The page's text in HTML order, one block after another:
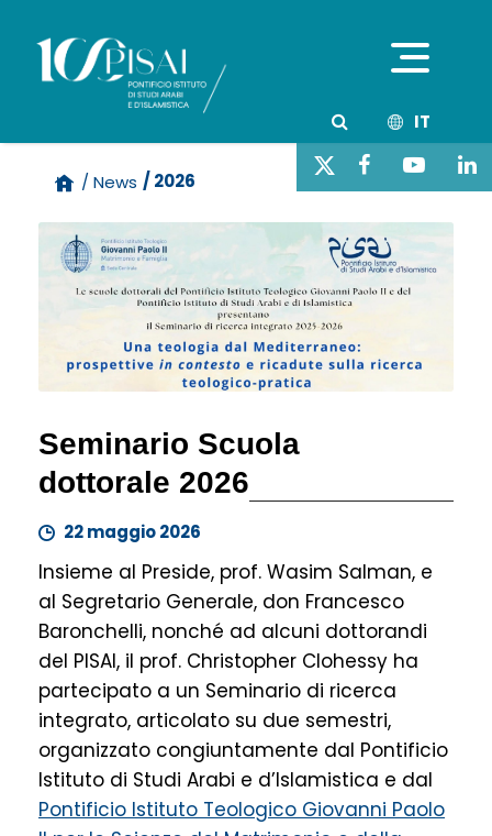
IT
/ News / 2026
Seminario Scuola
dottorale 2026
22 maggio 2026
Insieme al Preside, prof. Wasim Salman, e
al Segretario Generale, don Francesco
Baronchelli, nonché ad alcuni dottorandi
del PISAI, il prof. Christopher Clohessy ha
partecipato a un Seminario di ricerca
integrato, articolato su due semestri,
organizzato congiuntamente dal Pontificio
Istituto di Studi Arabi e d’Islamistica e dal
Pontificio Istituto Teologico Giovanni Paolo